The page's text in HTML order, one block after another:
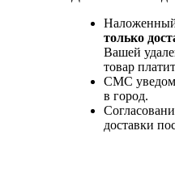
только
Вашей
товар
СМС
в город.
доставки